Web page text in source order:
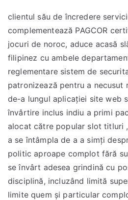
clientul său de încredere
complementează PAGCOR
jocuri de noroc, aduce acasă
filipinez cu ambele
reglementare sistem de
patronizează pentru a necusut
de-a lungul aplicației site web
învârtire inclus indiu a primi
alocat către popular slot titluri
a se întâmpla de a a simți
politic aproape complot fără
se învârt adesea grindină cu
disciplină, incluzând limită
limite quem și particular